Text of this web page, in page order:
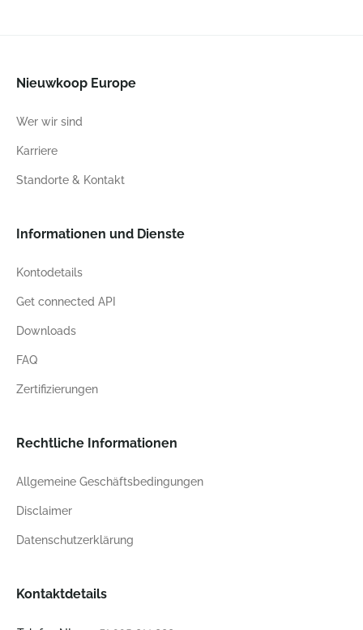
Nieuwkoop Europe
Wer wir sind
Karriere
Standorte & Kontakt
Informationen und Dienste
Kontodetails
Get connected API
Downloads
FAQ
Zertifizierungen
Rechtliche Informationen
Allgemeine Geschäftsbedingungen
Disclaimer
Datenschutzerklärung
Kontaktdetails